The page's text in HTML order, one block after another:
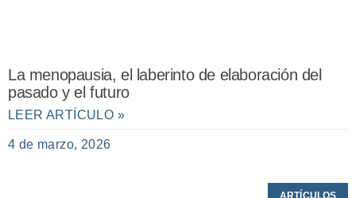
La menopausia, el laberinto de elaboración del
pasado y el futuro
LEER ARTÍCULO »
4 de marzo, 2026